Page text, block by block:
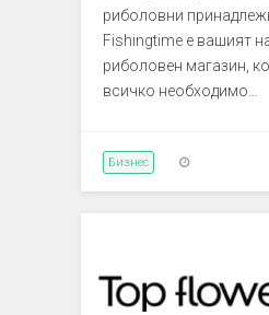
риболовни
Fishingtime е вашият
риболовен магазин,
всичко необходимо…
Бизнес